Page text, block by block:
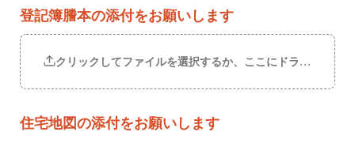
登記簿謄本の添付をお願いします
クリックしてファイルを選択するか、ここにドラッグして
住宅地図の添付をお願いします